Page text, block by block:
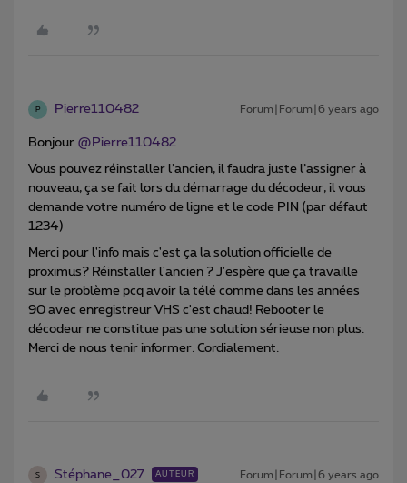
P Pierre110482 Forum|Forum|6 years ago
Bonjour @Pierre110482
Vous pouvez réinstaller l’ancien, il faudra juste l’assigner à
nouveau, ça se fait lors du démarrage du décodeur, il vous
demande votre numéro de ligne et le code PIN (par défaut
1234)
Merci pour l'info mais c'est ça la solution officielle de
proximus? Réinstaller l'ancien ? J'espère que ça travaille
sur le problème pcq avoir la télé comme dans les années
90 avec enregistreur VHS c'est chaud! Rebooter le
décodeur ne constitue pas une solution sérieuse non plus.
Merci de nous tenir informer. Cordialement.
S Stéphane_027 AUTEUR Forum|Forum|6 years ago